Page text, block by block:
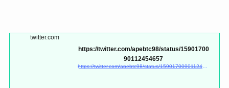
twitter.com
https://twitter.com/apebtc98/status/15901700
90112454657
https://twitter.com/apebtc98/status/1590170090112454657